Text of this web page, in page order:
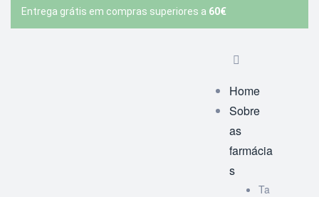
Entrega grátis em compras superiores a 60€
Home
Sobre
as
farmácia
s
Ta